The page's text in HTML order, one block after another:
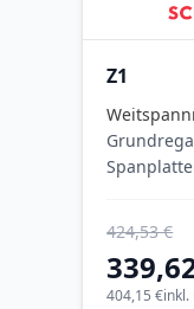
Z1
blau/
Ebenen,
Feldlast
424,53 €
inkl.
404,15 €